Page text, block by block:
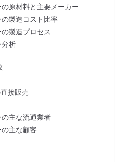
原材料と主要メーカー
製造コスト比率
製造プロセス
析
接販売
主な流通業者
主な顧客